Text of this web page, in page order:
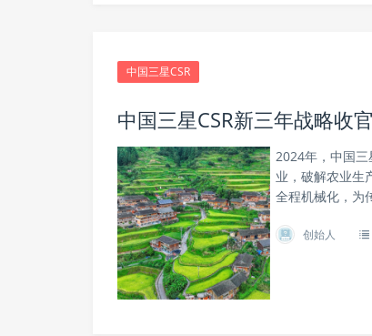
中国三星CSR
中国三星CSR新三年战略收
2024年，中国三
业，破解农业生
全程机械化，为
创始人